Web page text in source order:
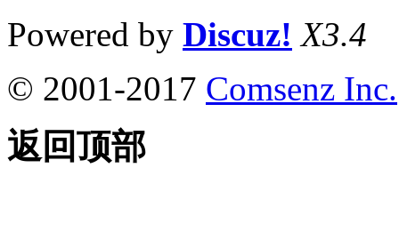
Powered by Discuz! X3.4
© 2001-2017 Comsenz Inc.
返回顶部